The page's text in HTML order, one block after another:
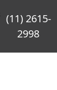
(11) 2615-
2998